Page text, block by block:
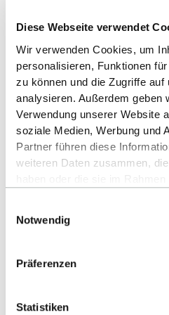
Diese Webseite verwendet
Wir verwenden Cookies, um
personalisieren, Funktionen
zu können und die Zugriffe auf
analysieren. Außerdem geben
Verwendung unserer Website
soziale Medien, Werbung und
Partner führen diese
weiteren Daten zusammen,
Alles zum Thema Cookies
Datenverarbeitung entnehmen
Notwendig
Präferenzen
Statistiken
Zum Beitritt sagt Prof. Dr.
„Die Mitgliedschaft im
Institution stehen:
globaler Relevanz,